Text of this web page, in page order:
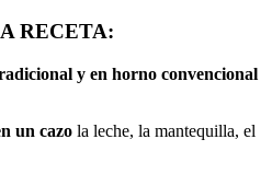
RECETA:
y en horno convencional
un cazo la leche, la mantequilla, el